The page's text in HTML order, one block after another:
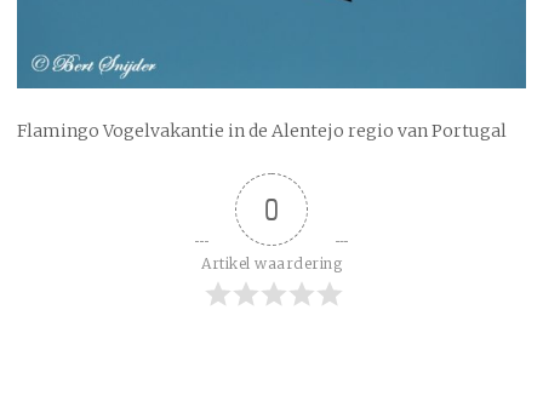
Flamingo Vogelvakantie in de Alentejo regio van Portugal
0
Artikel waardering